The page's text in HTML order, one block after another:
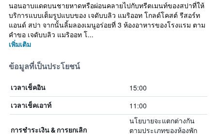
นอนอาบแดดบนชายหาดหรือผ่อนคลายไปกับทรีตเมนท์ของสปาที่ให้
บริการแบบเต็มรูปแบบของ เจดับบลิว แมริออท โกลด์โคสต์ รีสอร์ท
แอนด์ สปา จากนั้นลิ้มลองเมนูอร่อยที่ 3 ห้องอาหารของโรงแรม ตาม
คำขอ เจดับบลิว แมริออท โ...
เพิ่มเติม
ข้อมูลที่เป็นประโยชน์
เวลาเช็คอิน 15:00
เวลาเช็คเอาท์ 11:00
การชำระเงิน & การยกเลิก
นโยบายจะแตกต่างกัน
ตามประเภทของห้องพัก